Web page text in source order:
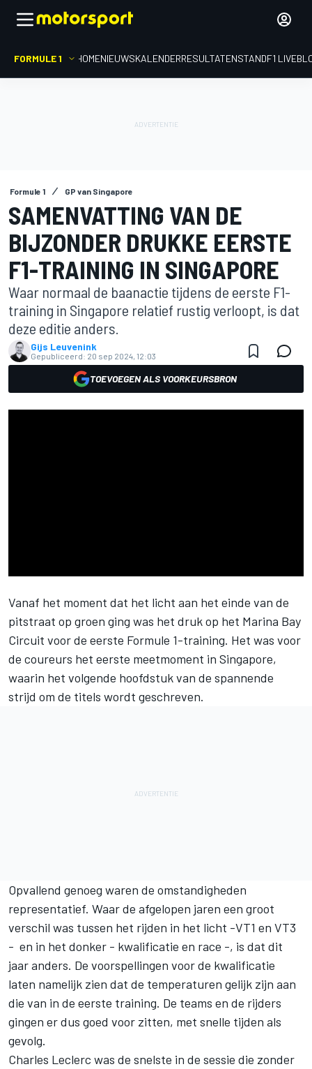
FORMULE 1 HOMENIEUWSKALENDERRESULTATENSTANDF1
Formule 1 GP van Singapore
SAMENVATTING VAN DE
BIJZONDER DRUKKE EERSTE
F1-TRAINING IN SINGAPORE
Waar normaal de baanactie tijdens de eerste F1-
training in Singapore relatief rustig verloopt, is dat
deze editie anders.
Gijs Leuvenink
Gepubliceerd: 20 sep 2024, 12:03
TOEVOEGEN ALS VOORKEURSBRON
Vanaf het moment dat het licht aan het einde van de
pitstraat op groen ging was het druk op het Marina Bay
Circuit voor de eerste Formule 1-training. Het was voor
de coureurs het eerste meetmoment in Singapore,
waarin het volgende hoofdstuk van de spannende
strijd om de titels wordt geschreven.
Opvallend genoeg waren de omstandigheden
representatief. Waar de afgelopen jaren een groot
verschil was tussen het rijden in het licht -VT1 en VT3
- en in het donker - kwalificatie en race -, is dat dit
jaar anders. De voorspellingen voor de kwalificatie
laten namelijk zien dat de temperaturen gelijk zijn aan
die van in de eerste training. De teams en de rijders
gingen er dus goed voor zitten, met snelle tijden als
gevolg.
Charles Leclerc was de snelste in de sessie die zonder